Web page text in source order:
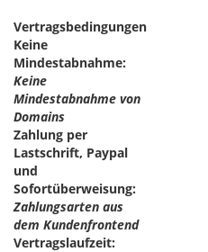
Vertragsbedingungen
Keine
Mindestabnahme:
Keine
Mindestabnahme von
Domains
Zahlung per
Lastschrift, Paypal
und
Sofortüberweisung:
Zahlungsarten aus
dem Kundenfrontend
Vertragslaufzeit: